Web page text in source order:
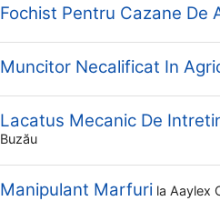
Fochist Pentru Cazane De
Muncitor Necalificat In
Lacatus Mecanic De
Buzău
Manipulant Marfuri la Aaylex